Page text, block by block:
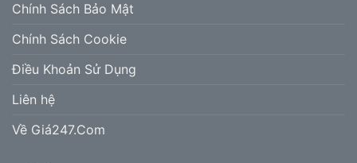
Chính Sách Bảo Mật
Chính Sách Cookie
Điều Khoản Sử Dụng
Liên hệ
Về Giá247.Com